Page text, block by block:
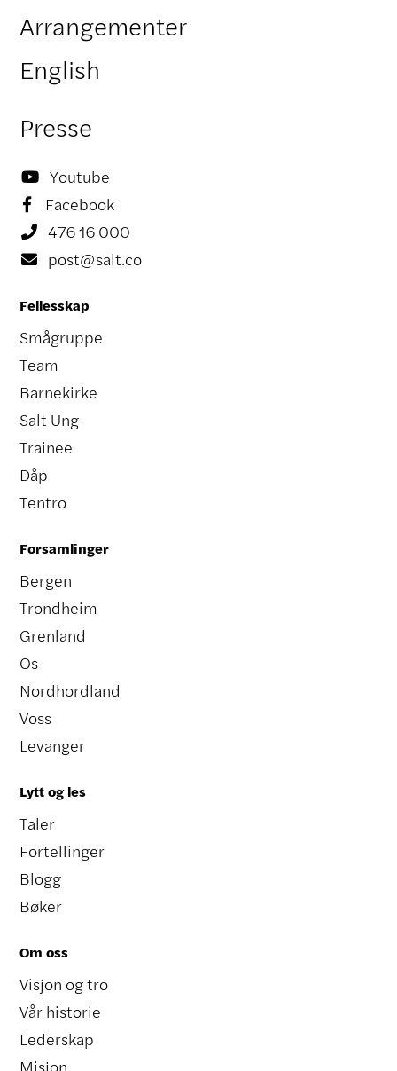
Arrangementer
English
Presse
 Youtube
 Facebook
 476 16 000
 post@salt.co
Fellesskap
Smågruppe
Team
Barnekirke
Salt Ung
Trainee
Dåp
Tentro
Forsamlinger
Bergen
Trondheim
Grenland
Os
Nordhordland
Voss
Levanger
Lytt og les
Taler
Fortellinger
Blogg
Bøker
Om oss
Visjon og tro
Vår historie
Lederskap
Misjon